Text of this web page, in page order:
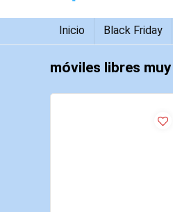
Inicio Black Friday
móviles libres